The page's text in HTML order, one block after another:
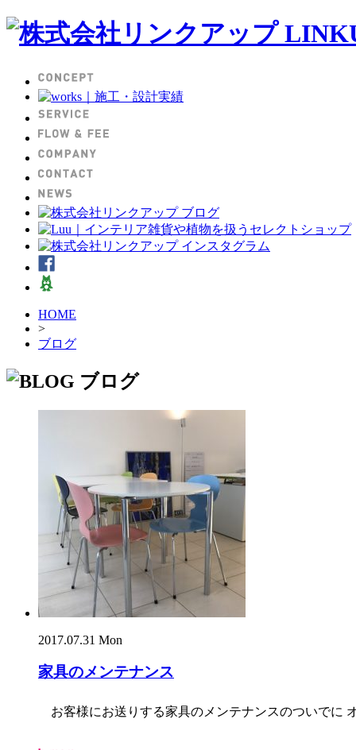
HOME
>
ブログ
2017.07.31 Mon
家具のメンテナンス
お客様にお送りする家具のメンテナンスのついでに